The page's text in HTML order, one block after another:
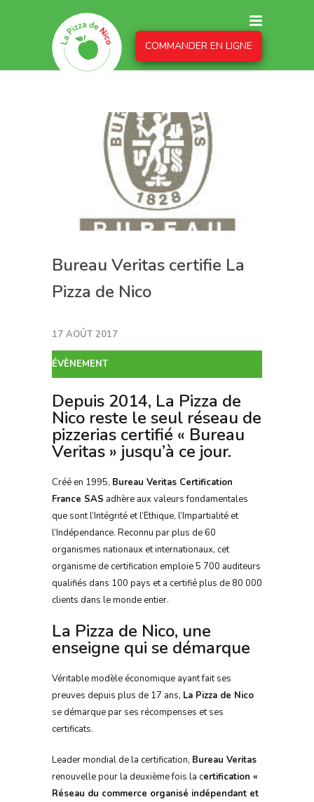
COMMANDER EN LIGNE
Bureau Veritas certifie La
Pizza de Nico
17 AOÛT 2017
ÉVÈNEMENT
Depuis 2014, La Pizza de
Nico reste le seul réseau de
pizzerias certifié « Bureau
Veritas » jusqu’à ce jour.
Créé en 1995, Bureau Veritas Certification
France SAS adhère aux valeurs fondamentales
que sont l’Intégrité et l’Ethique, l’Impartialité et
l’Indépendance. Reconnu par plus de 60
organismes nationaux et internationaux, cet
organisme de certification emploie 5 700 auditeurs
qualifiés dans 100 pays et a certifié plus de 80 000
clients dans le monde entier.
La Pizza de Nico, une
enseigne qui se démarque
Véritable modèle économique ayant fait ses
preuves depuis plus de 17 ans, La Pizza de Nico
se démarque par ses récompenses et ses
certificats.
Leader mondial de la certification, Bureau Veritas
renouvelle pour la deuxième fois la certification «
Réseau du commerce organisé indépendant et